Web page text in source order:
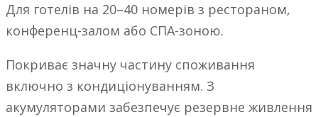
Для готелів на 20–40 номерів з рестораном,
конференц-залом або СПА-зоною.
Покриває значну частину споживання
включно з кондиціонуванням. З
акумуляторами забезпечує резервне живлення